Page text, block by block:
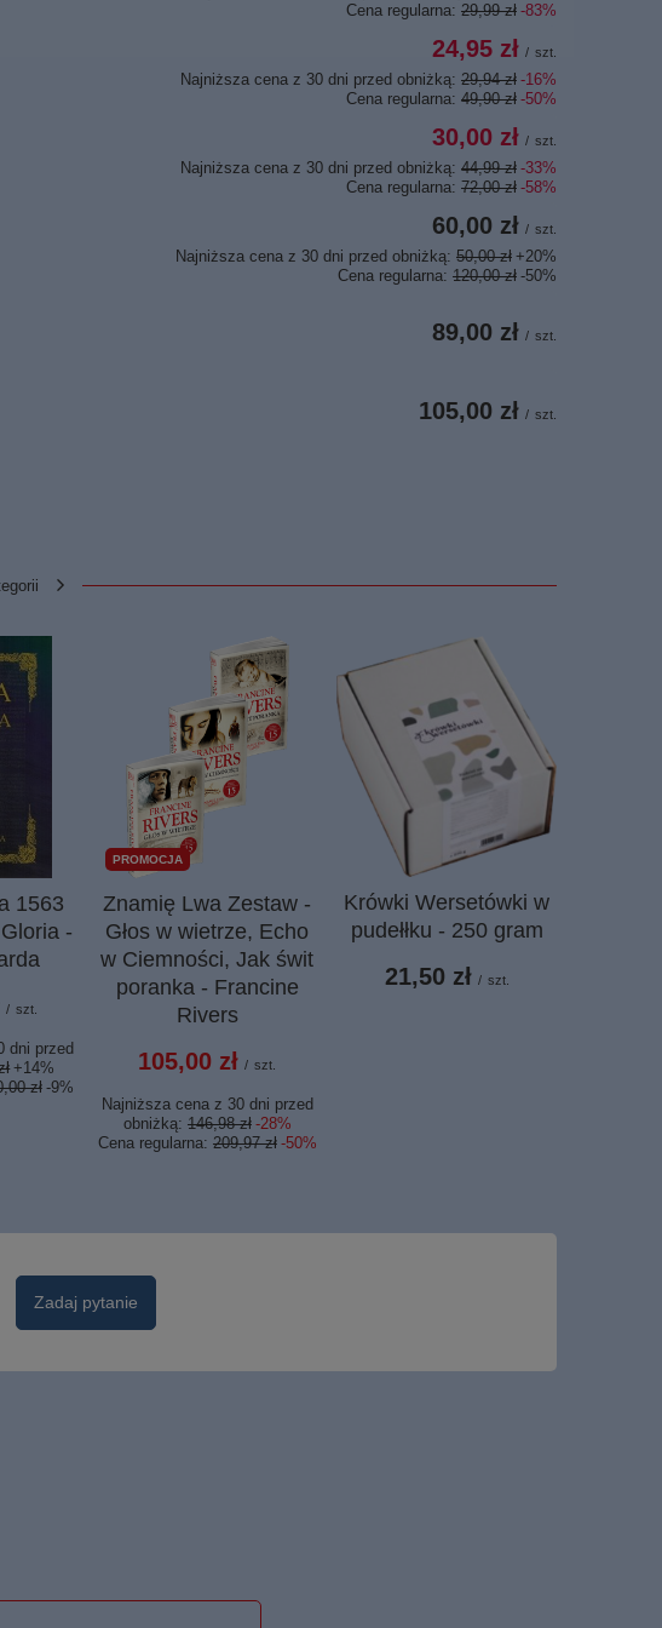
Cena regularna: 29,99 zł -83%
24,95 zł / szt.
Najniższa cena z 30 dni przed obniżką: 29,94 zł -16%
Cena regularna: 49,90 zł -50%
30,00 zł / szt.
Najniższa cena z 30 dni przed obniżką: 44,99 zł -33%
Cena regularna: 72,00 zł -58%
60,00 zł / szt.
Najniższa cena z 30 dni przed obniżką: 50,00 zł +20%
Cena regularna: 120,00 zł -50%
89,00 zł / szt.
105,00 zł / szt.
1563
-
/ szt.
dni przed
+14%
zł -9%
PROMOCJA
Znamię Lwa Zestaw -
Głos w wietrze, Echo
w Ciemności, Jak świt
poranka - Francine
Rivers
105,00 zł / szt.
Najniższa cena z 30 dni przed
obniżką: 146,98 zł -28%
Cena regularna: 209,97 zł -50%
Krówki Wersetówki w
pudełłku - 250 gram
21,50 zł / szt.
Zadaj pytanie